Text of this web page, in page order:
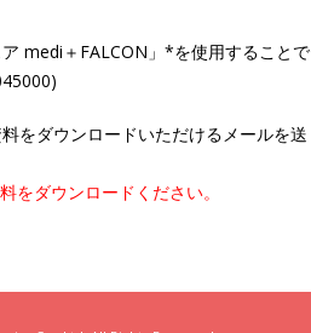
medi＋FALCON」*を使用することで
をダウンロードいただけるメールを送
をダウンロードください。